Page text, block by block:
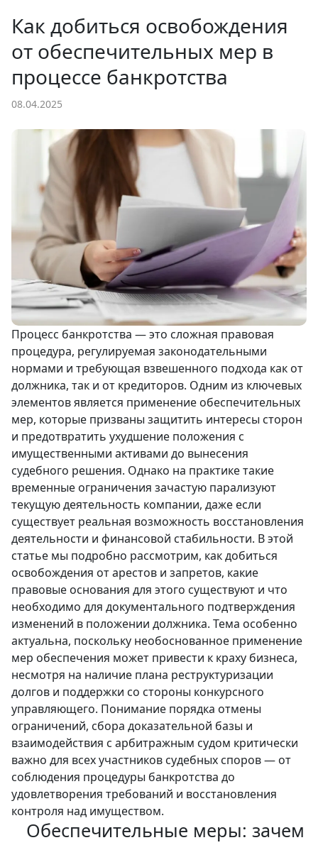
Как добиться освобождения
от обеспечительных мер в
процессе банкротства
08.04.2025
Процесс банкротства — это сложная правовая
процедура, регулируемая законодательными
нормами и требующая взвешенного подхода как от
должника, так и от кредиторов. Одним из ключевых
элементов является применение обеспечительных
мер, которые призваны защитить интересы сторон
и предотвратить ухудшение положения с
имущественными активами до вынесения
судебного решения. Однако на практике такие
временные ограничения зачастую парализуют
текущую деятельность компании, даже если
существует реальная возможность восстановления
деятельности и финансовой стабильности. В этой
статье мы подробно рассмотрим, как добиться
освобождения от арестов и запретов, какие
правовые основания для этого существуют и что
необходимо для документального подтверждения
изменений в положении должника. Тема особенно
актуальна, поскольку необоснованное применение
мер обеспечения может привести к краху бизнеса,
несмотря на наличие плана реструктуризации
долгов и поддержки со стороны конкурсного
управляющего. Понимание порядка отмены
ограничений, сбора доказательной базы и
взаимодействия с арбитражным судом критически
важно для всех участников судебных споров — от
соблюдения процедуры банкротства до
удовлетворения требований и восстановления
контроля над имуществом.
Обеспечительные меры: зачем